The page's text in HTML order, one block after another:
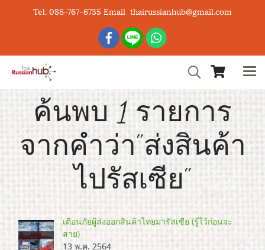
Tel. 086-767-6735 Email thairussianhub@gmail.com
ค้นพบ 1 รายการ
จากคำว่า"ส่งสินค้า
ไปรัสเซีย"
เตือนภัยผู้ส่งออกสินค้าไทยมารัสเซีย (รู้ไว้ก่อนจะ
สาย)
13 พ.ค. 2564